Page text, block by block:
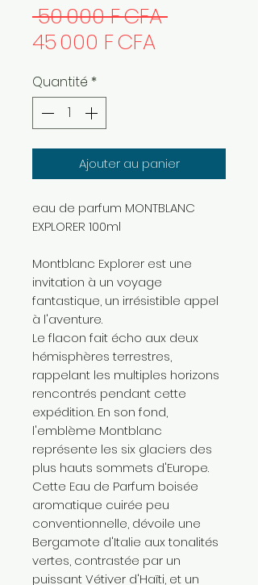
50 000 F CFA Prix
45 000 F CFAPrix
Quantité *
Ajouter au panier
eau de parfum MONTBLANC
EXPLORER 100ml
Montblanc Explorer est une
invitation à un voyage
fantastique, un irrésistible appel
à l'aventure.
Le flacon fait écho aux deux
hémisphères terrestres,
rappelant les multiples horizons
rencontrés pendant cette
expédition. En son fond,
l'emblème Montblanc
représente les six glaciers des
plus hauts sommets d'Europe.
Cette Eau de Parfum boisée
aromatique cuirée peu
conventionnelle, dévoile une
Bergamote d'Italie aux tonalités
vertes, contrastée par un
puissant Vétiver d'Haïti, et un